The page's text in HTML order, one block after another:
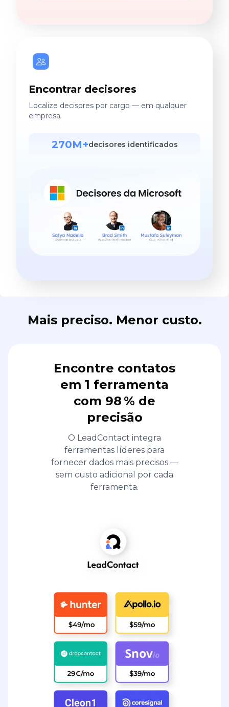
Encontrar decisores
Localize decisores por cargo — em qualquer
empresa.
270M+decisores identificados
Mais preciso. Menor custo.
Encontre contatos
em 1 ferramenta
com 98 % de
precisão
O LeadContact integra
ferramentas líderes para
fornecer dados mais precisos —
sem custo adicional por cada
ferramenta.